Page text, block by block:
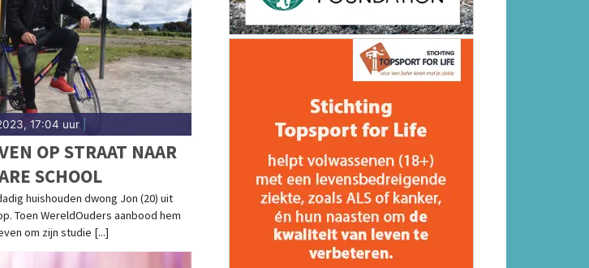
17:04 uur|
OP STRAAT NAAR
SCHOOL
huishouden dwong Jon (20) uit
Toen WereldOuders aanbood hem
om zijn studie [...]